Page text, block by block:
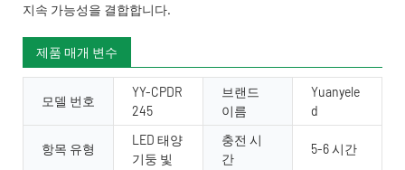
지속 가능성을 결합합니다.
제품 매개 변수
모델 번호
YY-CPDR
245
브랜드
이름
Yuanyele
d
항목 유형
LED 태양
기둥 빛
충전 시
간
5-6 시간